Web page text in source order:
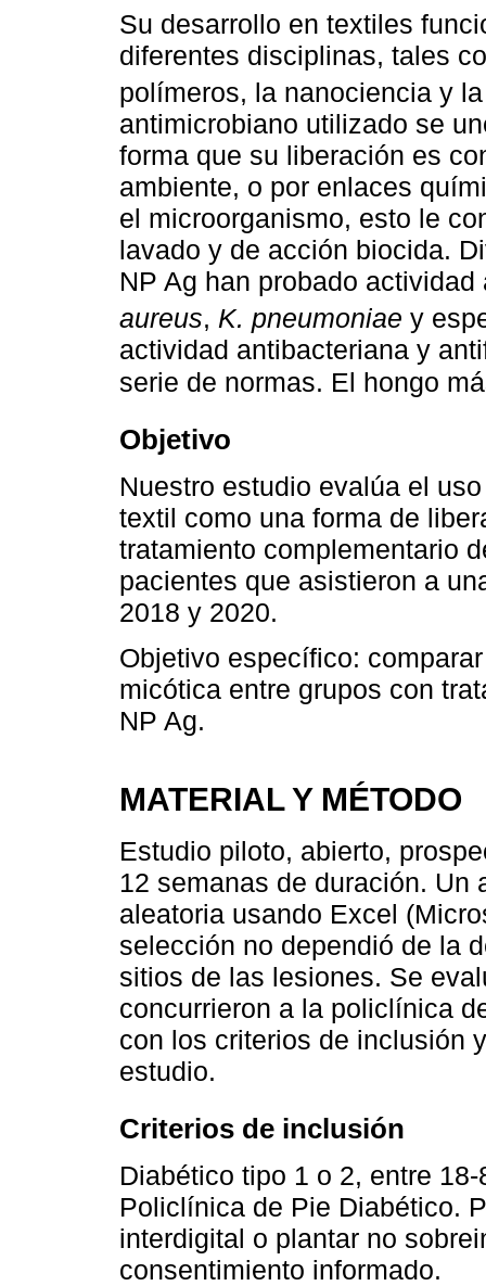
Su desarrollo en textiles
diferentes disciplinas, tales
polímeros, la nanociencia y
antimicrobiano utilizado se
forma que su liberación es
ambiente, o por enlaces
el microorganismo, esto le
lavado y de acción biocida.
NP Ag han probado
aureus, K. pneumoniae y
actividad antibacteriana y
serie de normas. El hongo
Objetivo
Nuestro estudio evalúa el
textil como una forma de
tratamiento complementario
pacientes que asistieron a
2018 y 2020.
Objetivo específico:
micótica entre grupos con
NP Ag.
MATERIAL Y MÉTODO
Estudio piloto, abierto,
12 semanas de duración. Un
aleatoria usando Excel
selección no dependió de la
sitios de las lesiones. Se
concurrieron a la policlínica
con los criterios de inclusión
estudio.
Criterios de inclusión
Diabético tipo 1 o 2, entre
Policlínica de Pie Diabético.
interdigital o plantar no
consentimiento informado.